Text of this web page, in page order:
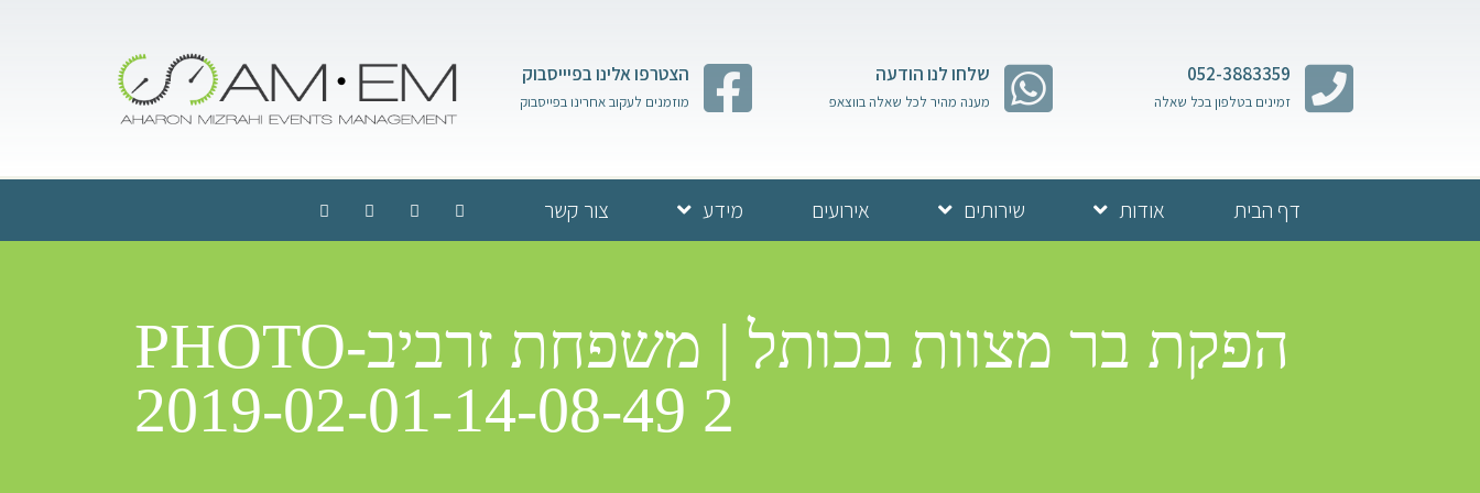
052-3883359
זמינים בטלפון בכל שאלה
שלחו לנו הודעה
מענה מהיר לכל שאלה בווצאפ
הצטרפו אלינו בפיייסבוק
מוזמנים לעקוב אחרינו בפייסבוק
דף הבית אודות שירותים אירועים מידע צור קשר
הפקת בר מצוות בכותל | משפחת זרביבPHOTO-
2019-02-01-14-08-49 2